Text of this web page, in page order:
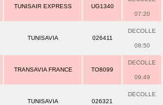
TUNISAIR EXPRESS UG1340
07:20
TUNISAVIA 026411
DECOLLE
08:50
TRANSAVIA FRANCE TO8099
DECOLLE
09:49
TUNISAVIA 026321
DECOLLE